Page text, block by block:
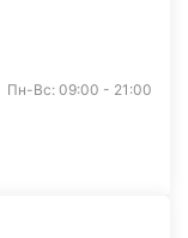
Пн-Вс: 09:00 - 21:00